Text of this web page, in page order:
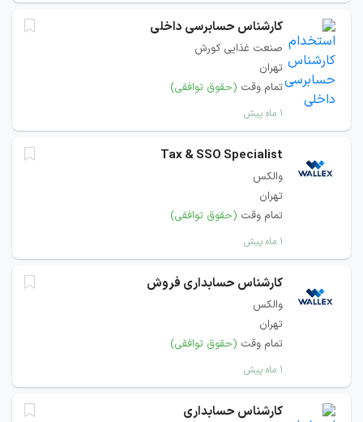
کارشناس حسابرسی داخلی
صنعت غذایی کورش
تهران
تمام وقت (حقوق توافقی)
۱ ماه پیش
Tax & SSO Specialist
والکس
تهران
تمام وقت (حقوق توافقی)
۱ ماه پیش
کارشناس حسابداری فروش
والکس
تهران
تمام وقت (حقوق توافقی)
۱ ماه پیش
کارشناس حسابداری